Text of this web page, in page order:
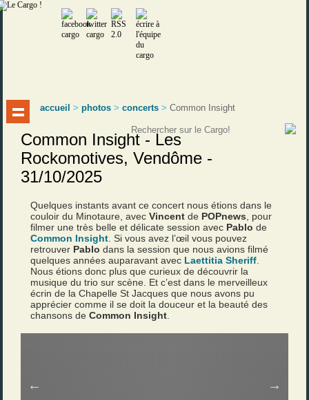
accueil >photos >concerts >Common Insight
Common Insight - Les
Rockomotives, Vendôme -
31/10/2025
Quelques instants avant ce concert nous étions dans le
couloir du Minotaure, avecVincentde POPnews , pour
filmer une très belle et délicate session avec Pablode
Common Insight . Si vous avez l’œil vous pouvez
retrouver Pablodans la session que nous avions filmé
quelques années auparavant avec Laettitia Sheriff
Nous étions donc plus que curieux de découvrir la
musique du trio sur scène. Et c’est dans le merveilleux
écrin de la Chapelle St Jacques que nous avons pu
apprécier comme il se doit la douceur et la beauté des
chansons deCommon Insight